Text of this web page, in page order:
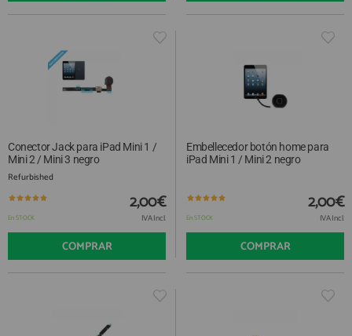
Conector Jack para iPad Mini 1 /
Mini 2 / Mini 3 negro
Refurbished
En STOCK
2,00€
IVA Incl.
COMPRAR
Embellecedor botón home para
iPad Mini 1 / Mini 2 negro
En STOCK
2,00€
IVA Incl.
COMPRAR